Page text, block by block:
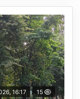
16:17 15